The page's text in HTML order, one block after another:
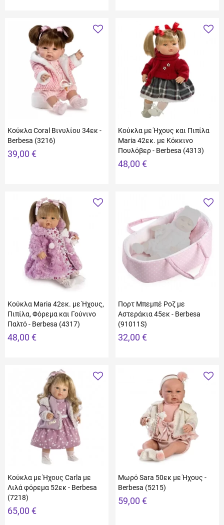
Κούκλα Coral Βινυλίου 34εκ -
Berbesa (3216)
39,00 €
Κούκλα με Ήχους και Πιπίλα
Maria 42εκ. με Κόκκινο
Πουλόβερ - Berbesa (4313)
48,00 €
Κούκλα Maria 42εκ. με Ήχους,
Πιπίλα, Φόρεμα και Γούνινο
Παλτό - Berbesa (4317)
48,00 €
Πορτ Μπεμπέ Ροζ με
Αστεράκια 45εκ - Berbesa
(91011S)
32,00 €
Κούκλα με Ήχους Carla με
Λιλά φόρεμα 52εκ - Berbesa
(7218)
65,00 €
Μωρό Sara 50εκ με Ήχους -
Berbesa (5215)
59,00 €